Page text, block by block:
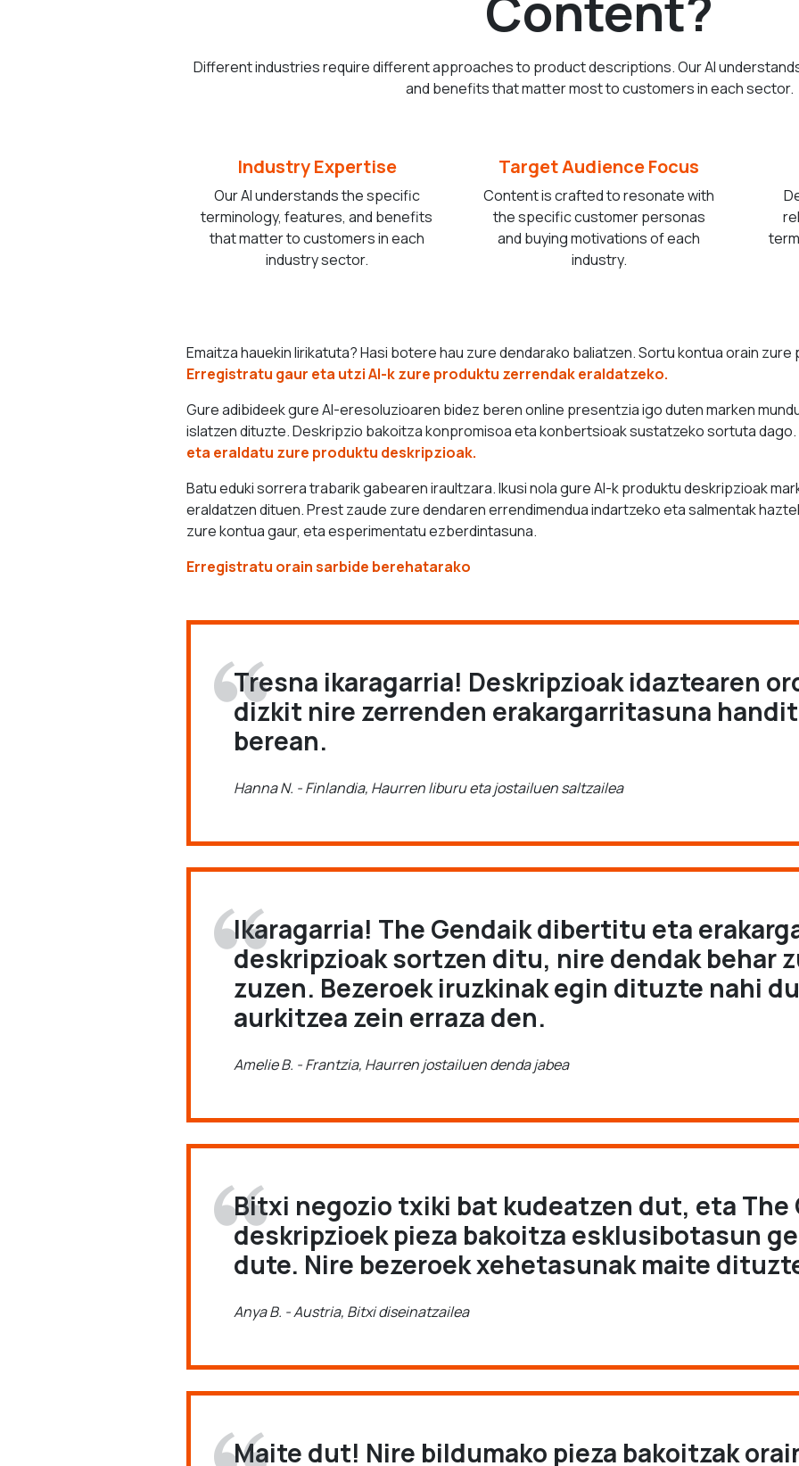
Different industries require different approaches to product descriptions. Our AI
and benefits that matter most to customers in each sector.
Industry Expertise
Our AI understands the specific
terminology, features, and benefits
that matter to customers in each
industry sector.
Target Audience Focus
Content is crafted to resonate with
the specific customer personas
and buying motivations of each
industry.
Emaitza hauekin lirikatuta? Hasi botere hau zure dendarako baliatzen. Sortu kontua orain
Erregistratu gaur eta utzi AI-k zure produktu zerrendak eraldatzeko.
Gure adibideek gure AI-eresoluzioaren bidez beren online presentzia igo duten marken
islatzen dituzte. Deskripzio bakoitza konpromisoa eta konbertsioak sustatzeko sortuta dago.
eta eraldatu zure produktu deskripzioak.
Batu eduki sorrera trabarik gabearen iraultzara. Ikusi nola gure AI-k produktu deskripzioak
eraldatzen dituen. Prest zaude zure dendaren errendimendua indartzeko eta salmentak
zure kontua gaur, eta esperimentatu ezberdintasuna.
Erregistratu orain sarbide berehatarako
Tresna ikaragarria! Deskripzioak idaztearen
dizkit nire zerrenden erakargarritasuna
berean.
Hanna N. - Finlandia, Haurren liburu eta jostailuen saltzailea
Ikaragarria! The Gendaik dibertitu eta
deskripzioak sortzen ditu, nire dendak behar
zuzen. Bezeroek iruzkinak egin dituzte nahi
aurkitzea zein erraza den.
Amelie B. - Frantzia, Haurren jostailuen denda jabea
Bitxi negozio txiki bat kudeatzen dut, eta The
deskripzioek pieza bakoitza esklusibotasun
dute. Nire bezeroek xehetasunak maite
Anya B. - Austria, Bitxi diseinatzailea
Maite dut! Nire bildumako pieza bakoitzak